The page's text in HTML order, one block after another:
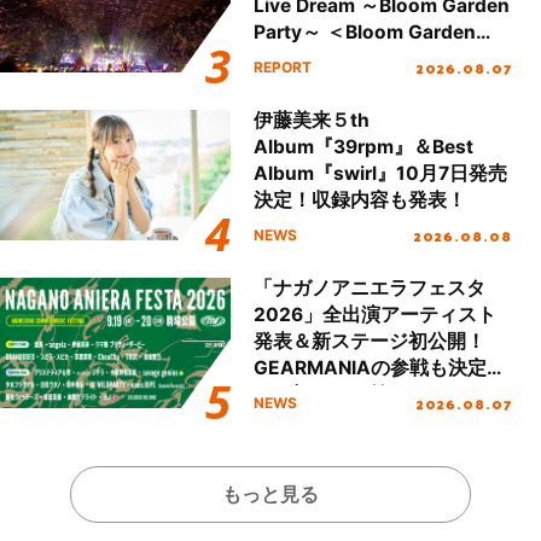
Live Dream ～Bloom Garden
Party～ ＜Bloom Garden
Party Stage／埼玉公演＞”
REPORT 2026.08.07
伊藤美来５th
Album『39rpm』＆Best
Album『swirl』10月7日発売
決定！収録内容も発表！
NEWS 2026.08.08
「ナガノアニエラフェスタ
2026」全出演アーティスト
発表＆新ステージ初公開！
GEARMANIAの参戦も決定
し、初となる第3ステージの
NEWS 2026.08.07
もっと見る